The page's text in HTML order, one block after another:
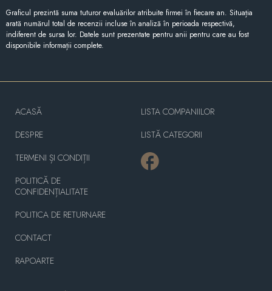
Graficul prezintă suma tuturor evaluărilor atribuite firmei în fiecare an. Situația
arată numărul total de recenzii incluse în analiză în perioada respectivă,
indiferent de sursa lor. Datele sunt prezentate pentru anii pentru care au fost
disponibile informații complete.
ACASĂ
DESPRE
TERMENI ȘI CONDIȚII
POLITICĂ DE
CONFIDENȚIALITATE
POLITICA DE RETURNARE
CONTACT
RAPOARTE
LISTA COMPANIILOR
LISTĂ CATEGORII